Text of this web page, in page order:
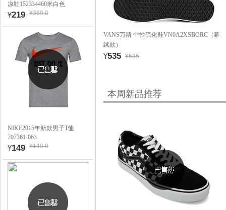
凉鞋152334460米白色
¥219 ¥369.0
NIKE2015年新款男子T恤
707361-063
¥149 ¥149.0
VANS万斯 中性硫化鞋VN0A2XSBORC（延
续款）
¥535 ¥535
本周新品推荐